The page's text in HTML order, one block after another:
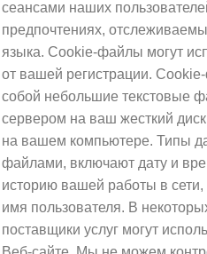
сеансами наших
предпочтениях,
языка. Cookie-файлы могут
от вашей регистрации.
собой небольшие текстовые
сервером на ваш жесткий
на вашем компьютере. Типы
файлами, включают дату и
историю вашей работы в
имя пользователя. В
поставщики услуг могут